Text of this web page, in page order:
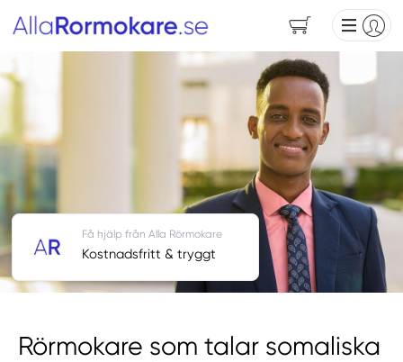
Rörmokare som talar somaliska
Få hjälp från Alla Rörmokare
Kostnadsfritt & tryggt